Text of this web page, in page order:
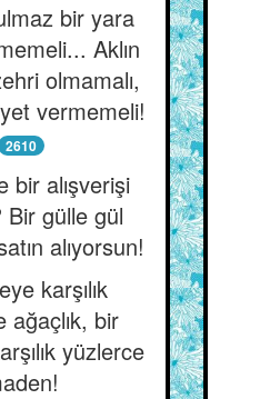
bir yara
Aklın
olmamalı,
vermemeli!
2610
bir alışverişi
Bir gülle gül
alıyorsun!
karşılık
ağaçlık, bir
yüzlerce